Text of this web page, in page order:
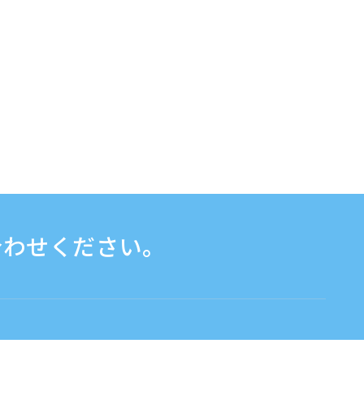
せください。